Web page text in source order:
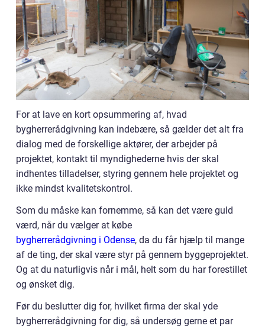
For at lave en kort opsummering af, hvad
bygherrerådgivning kan indebære, så gælder det alt fra
dialog med de forskellige aktører, der arbejder på
projektet, kontakt til myndighederne hvis der skal
indhentes tilladelser, styring gennem hele projektet og
ikke mindst kvalitetskontrol.
Som du måske kan fornemme, så kan det være guld
værd, når du vælger at købe
bygherrerådgivning i Odense, da du får hjælp til mange
af de ting, der skal være styr på gennem byggeprojektet.
Og at du naturligvis når i mål, helt som du har forestillet
og ønsket dig.
Før du beslutter dig for, hvilket firma der skal yde
bygherrerådgivning for dig, så undersøg gerne et par